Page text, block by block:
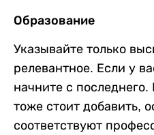
Образование
Указывайте только
релевантное. Если у
начните с
тоже стоит добавить,
соответствуют